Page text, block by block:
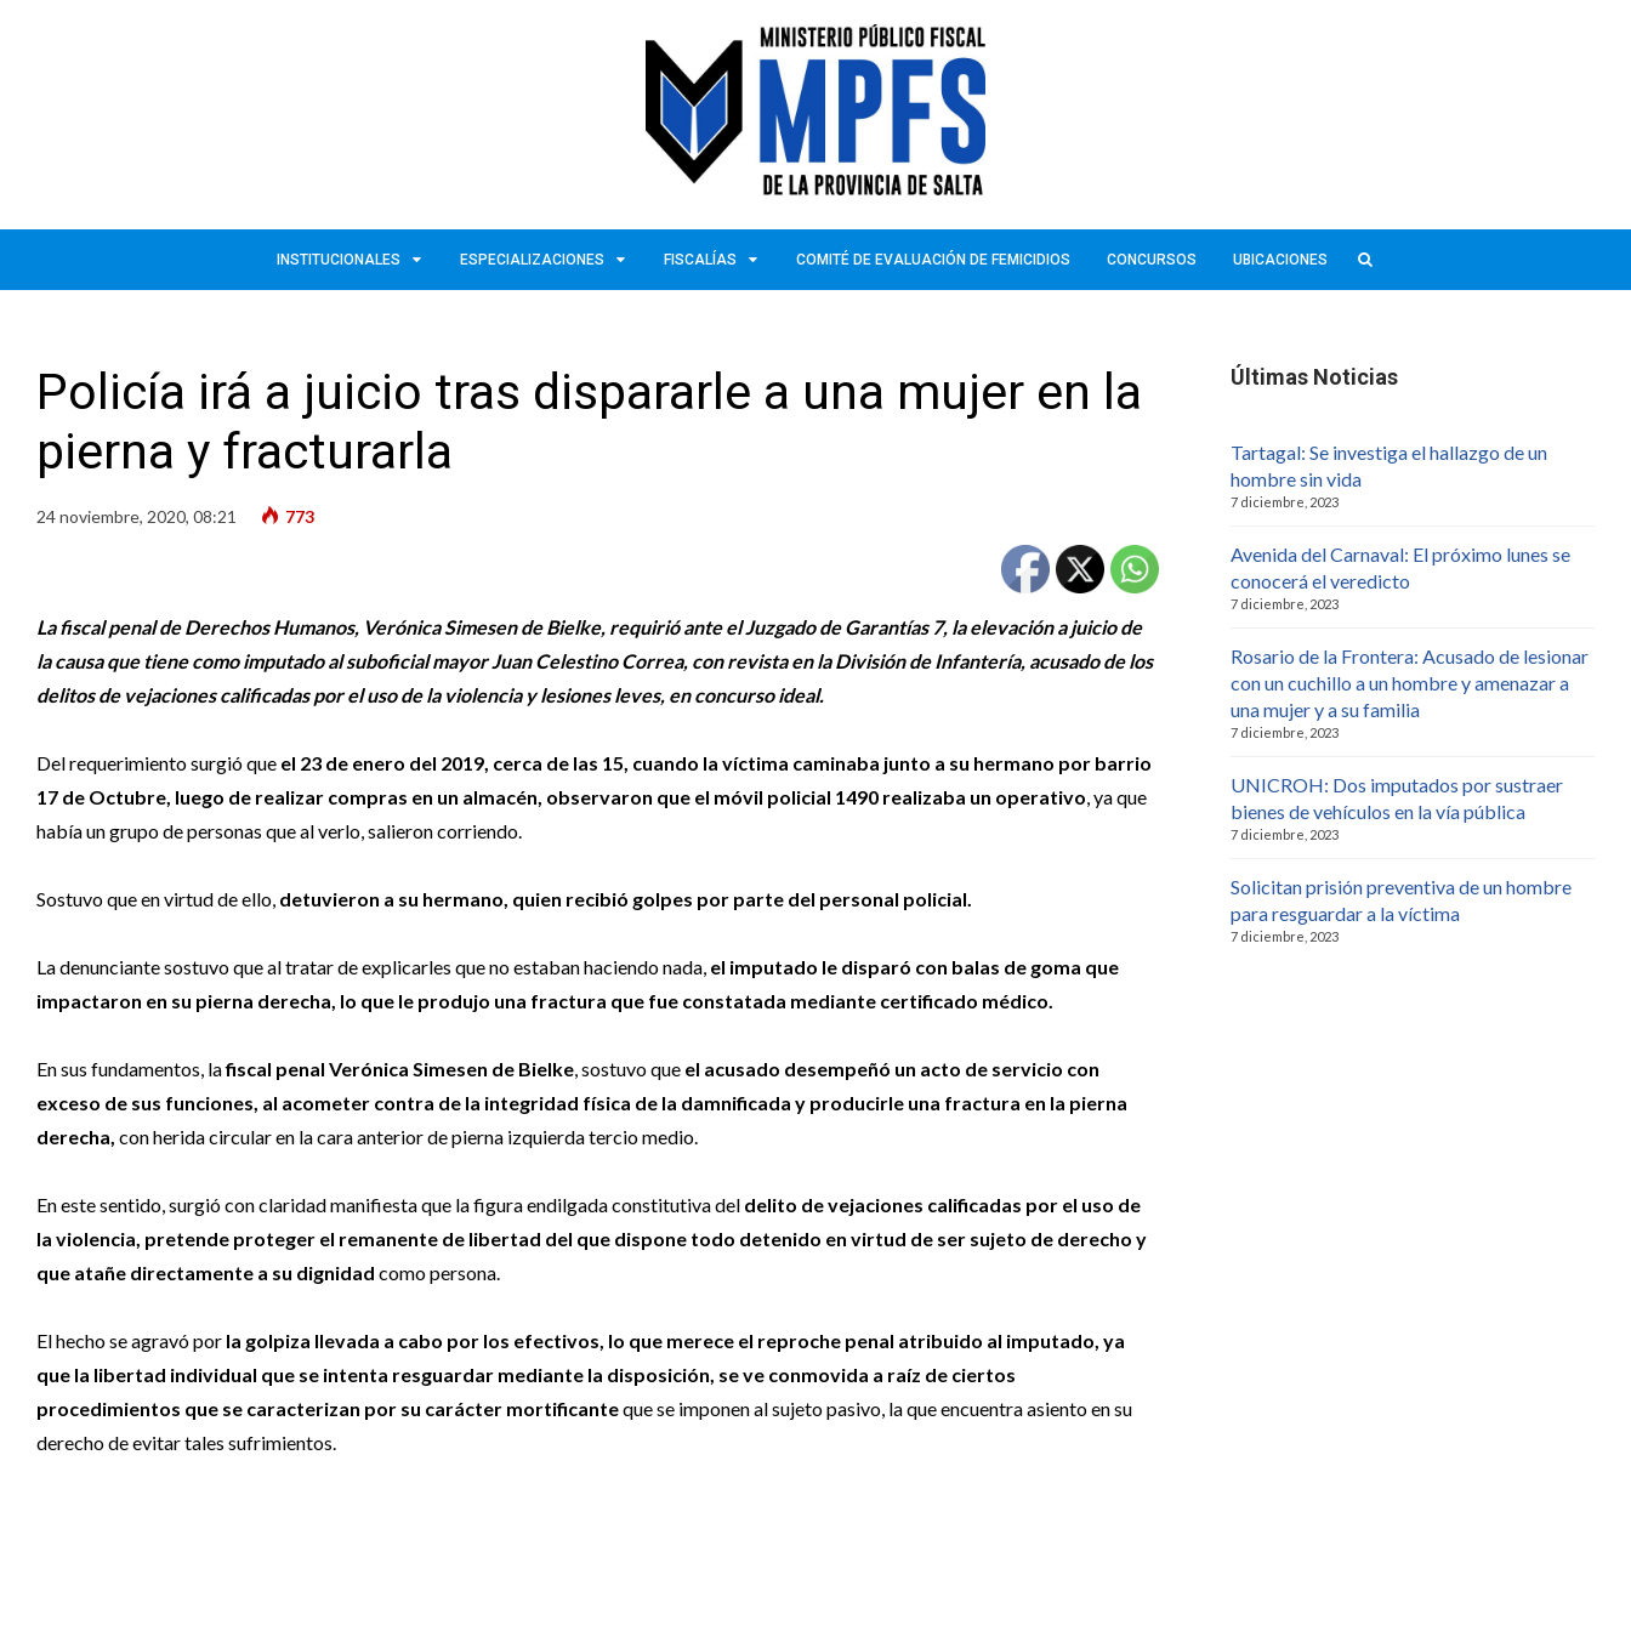
INSTITUCIONALES ESPECIALIZACIONES FISCALÍAS COMITÉ DE EVALUACIÓN DE FEMICIDIOS CONCURSOS UBICACIONES
Policía irá a juicio tras dispararle a una mujer en la
pierna y fracturarla
24 noviembre, 2020, 08:21 773
La fiscal penal de Derechos Humanos, Verónica Simesen de Bielke, requirió ante el Juzgado de Garantías 7, la elevación a juicio de
la causa que tiene como imputado al suboficial mayor Juan Celestino Correa, con revista en la División de Infantería, acusado de los
delitos de vejaciones calificadas por el uso de la violencia y lesiones leves, en concurso ideal.
Del requerimiento surgió que el 23 de enero del 2019, cerca de las 15, cuando la víctima caminaba junto a su hermano por barrio
17 de Octubre, luego de realizar compras en un almacén, observaron que el móvil policial 1490 realizaba un operativo , ya que
había un grupo de personas que al verlo, salieron corriendo.
Sostuvo que en virtud de ello, detuvieron a su hermano, quien recibió golpes por parte del personal policial.
La denunciante sostuvo que al tratar de explicarles que no estaban haciendo nada, el imputado le disparó con balas de goma que
impactaron en su pierna derecha, lo que le produjo una fractura que fue constatada mediante certificado médico.
En sus fundamentos, lafiscal penal Verónica Simesen de Bielke , sostuvo que el acusado desempeñó un acto de servicio con
exceso de sus funciones, al acometer contra de la integridad física de la damnificada y producirle una fractura en la pierna
derecha, con herida circular en la cara anterior de pierna izquierda tercio medio.
En este sentido, surgió con claridad manifiesta que la figura endilgada constitutiva del delito de vejaciones calificadas por el uso de
la violencia, pretende proteger el remanente de libertad del que dispone todo detenido en virtud de ser sujeto de derecho y
que atañe directamente a su dignidad como persona.
El hecho se agravó por la golpiza llevada a cabo por los efectivos, lo que merece el reproche penal atribuido al imputado, ya
que la libertad individual que se intenta resguardar mediante la disposición, se ve conmovida a raíz de ciertos
procedimientos que se caracterizan por su carácter mortificanteque se imponen al sujeto pasivo, la que encuentra asiento en su
derecho de evitar tales sufrimientos.
Últimas Noticias
Tartagal: Se investiga el hallazgo de un
hombre sin vida
7 diciembre, 2023
Avenida del Carnaval: El próximo lunes se
conocerá el veredicto
7 diciembre, 2023
Rosario de la Frontera: Acusado de lesionar
con un cuchillo a un hombre y amenazar a
una mujer y a su familia
7 diciembre, 2023
UNICROH: Dos imputados por sustraer
bienes de vehículos en la vía pública
7 diciembre, 2023
Solicitan prisión preventiva de un hombre
para resguardar a la víctima
7 diciembre, 2023